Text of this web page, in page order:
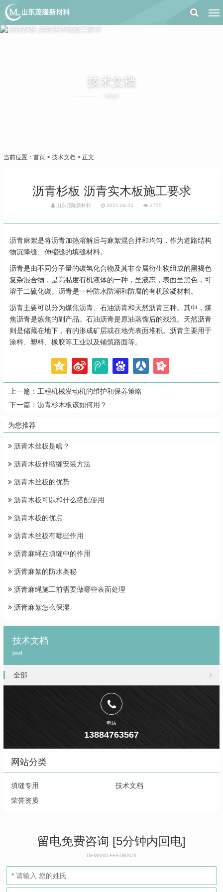
技术文档
JSWD
当前位置： 首页 > 技术文档 > 正文
沥青杉板 沥青实木板施工要求
山东茂隆新材料 2021-04-24 2755
沥青麻絮是将沥青加热溶解后与麻絮混合拌和均匀，作为道路结构
物沉降缝、伸缩缝的填缝材料。
沥青是由不同分子量的碳氢化合物及其非金属衍生物组成的黑褐色
复杂混合物，是高黏度有机液体的一种，呈液态，表面呈黑色，可
溶于二硫化碳。沥青是一种防水防潮和防腐的有机胶凝材料。
沥青主要可以分为煤焦沥青、石油沥青和天然沥青三种。其中，煤
焦沥青是炼焦的副产品。石油沥青是原油蒸馏后的残渣。天然沥青
则是储藏在地下，有的形成矿层或在地壳表面堆积。沥青主要用于
涂料、塑料、橡胶等工业以及铺筑路面等。
上一篇： 工程机械发动机的维护和保养策略
下一篇： 沥青杉木板该如何用？
为您推荐
沥青木丝板是啥？
沥青木板伸缩缝安装方法
沥青木丝板的优势
沥青木板可以和什么搭配使用
沥青木板的优点
沥青木丝板有哪些作用
沥青麻绳在填缝中的作用
沥青麻絮的防水奥秘
沥青麻绳施工前需要做哪些表面处理
沥青麻絮怎么保湿
技术文档
jswd
全部
电话
13884763567
网站分类
填缝专用
技术文档
荣誉资质
留电免费咨询 [5分钟内回电]
DEMAND FEEDBACK